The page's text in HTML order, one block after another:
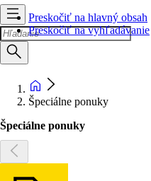
Preskočiť na hlavný obsah
Preskočiť na vyhľadávanie
Špeciálne ponuky
Špeciálne ponuky